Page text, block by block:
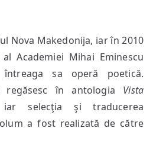
Nova Makedonija, iar în 2010
Academiei Mihai Eminescu
sa operă poetică.
regăsesc în antologia Vista
selecţia şi traducerea
a fost realizată de către